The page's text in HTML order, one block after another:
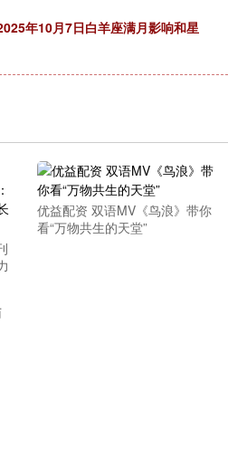
年10月7日白羊座满月影响和星
优益配资 双语MV《鸟浪》带你
看“万物共生的天堂”